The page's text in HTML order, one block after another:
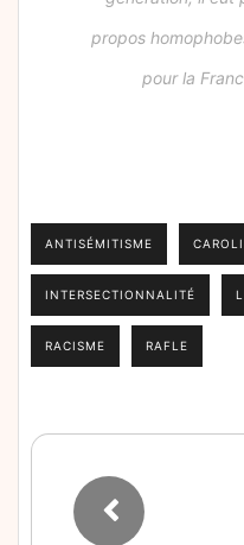
propos
pour la
ANTISÉMITISME
INTERSECTIONNALITÉ
RACISME RAFLE